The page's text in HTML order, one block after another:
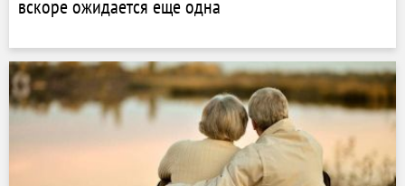
вскоре ожидается еще одна